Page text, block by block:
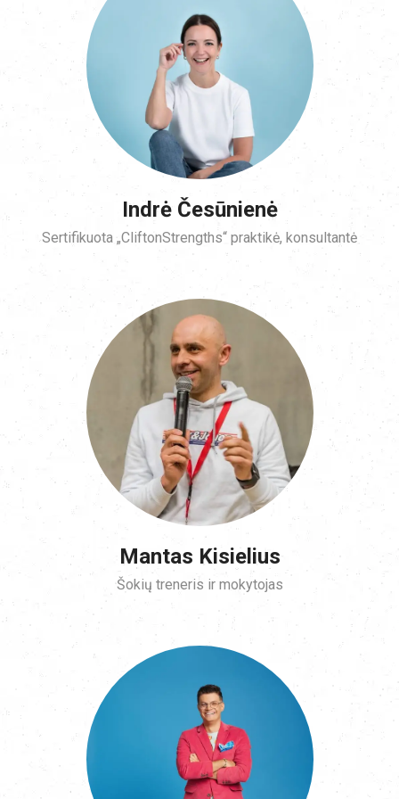
Indrė Česūnienė
Sertifikuota „CliftonStrengths“ praktikė, konsultantė
Mantas Kisielius
Šokių treneris ir mokytojas